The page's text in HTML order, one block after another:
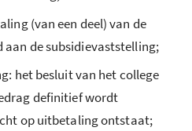
(van een deel) van de
de subsidievaststelling;
het besluit van het college
definitief wordt
op uitbetaling ontstaat;